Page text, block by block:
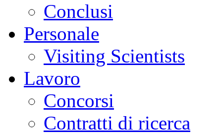
Conclusi
Personale
Visiting Scientists
Lavoro
Concorsi
Contratti di ricerca